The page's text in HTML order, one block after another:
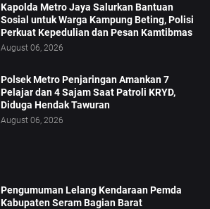
Kapolda Metro Jaya Salurkan Bantuan
Sosial untuk Warga Kampung Beting, Polisi
Perkuat Kepedulian dan Pesan Kamtibmas
August 06, 2026
Polsek Metro Penjaringan Amankan 7
Pelajar dan 4 Sajam Saat Patroli KRYD,
Diduga Hendak Tawuran
August 06, 2026
Pengumuman Lelang Kendaraan Pemda
Kabupaten Seram Bagian Barat